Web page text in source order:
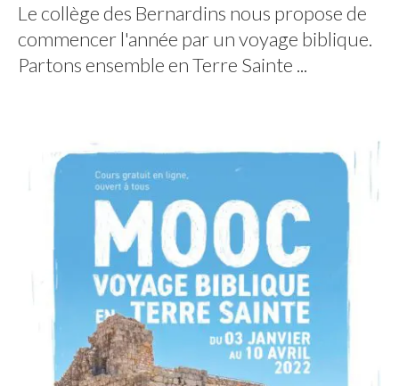
Le collège des Bernardins nous propose de
commencer l'année par un voyage biblique.
Partons ensemble en Terre Sainte ...